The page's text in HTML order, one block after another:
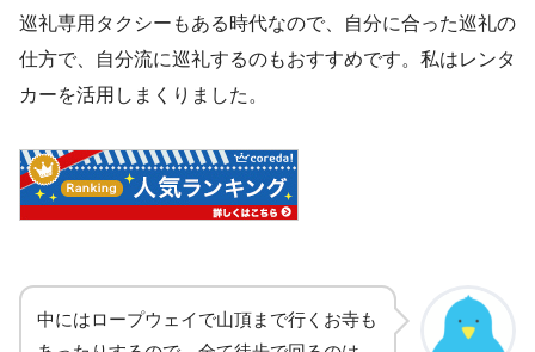
巡礼専用タクシーもある時代なので、自分に合った巡礼の
仕方で、自分流に巡礼するのもおすすめです。私はレンタ
カーを活用しまくりました。
中にはロープウェイで山頂まで行くお寺も